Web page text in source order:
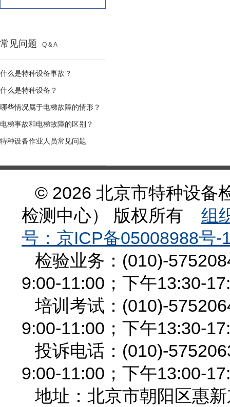
常见问题 Q & A
什么是特种设备事故？
什么是特种设备？
哪些情况属于电梯故障的情形？
电梯事故和电梯故障的区别？
特种设备作业人员常见问题
© 2026 北京市特种设备
检测中心） 版权所有
组
号：京ICP备05008988号-
检验业务：(010)-
9:00-11:00；下午13:30-
培训考试：(010)-
9:00-11:00；下午13:30-
投诉电话：(010)-
9:00-11:00；下午13:00-
地址：北京市朝阳区惠